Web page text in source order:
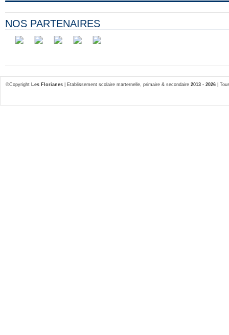
NOS PARTENAIRES
©Copyright Les Florianes | Etablissement scolaire marternelle, primaire & secondaire 2013 - 2026 |